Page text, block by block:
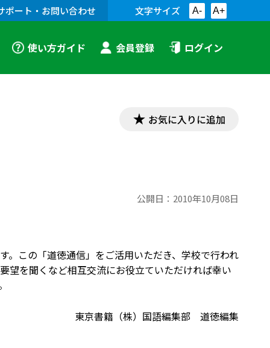
ポート・お問い合わせ 文字サイズ A- A+
使い方ガイド 会員登録 ログイン
お気に入りに追加
公開日： 2010年10月08日
。この「道徳通信」をご活用いただき、学校で行われ
望を聞くなど相互交流にお役立ていただければ幸い
東京書籍（株）国語編集部 道徳編集